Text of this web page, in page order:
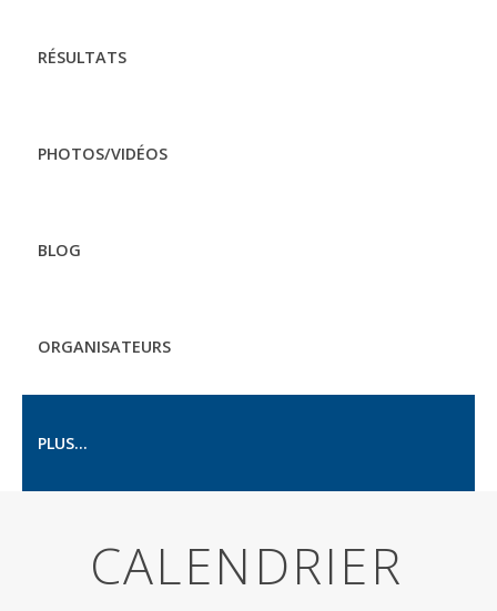
RÉSULTATS
PHOTOS/VIDÉOS
BLOG
ORGANISATEURS
PLUS...
CALENDRIER